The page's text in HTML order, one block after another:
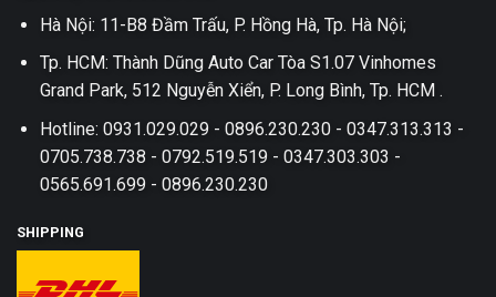
Hà Nội: 11-B8 Đầm Trấu, P. Hồng Hà, Tp. Hà Nội;
Tp. HCM: Thành Dũng Auto Car Tòa S1.07 Vinhomes
Grand Park, 512 Nguyễn Xiển, P. Long Bình, Tp. HCM .
Hotline: 0931.029.029 - 0896.230.230 - 0347.313.313 -
0705.738.738 - 0792.519.519 - 0347.303.303 -
0565.691.699 - 0896.230.230
SHIPPING